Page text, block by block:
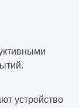
устройство